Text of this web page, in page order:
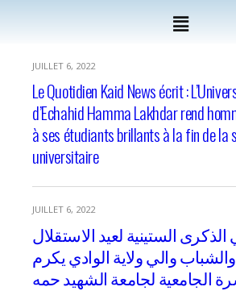
JUILLET 6, 2022
Le Quotidien Kaid News écrit :
d’Echahid Hamma Lakhdar rend
à ses étudiants brillants à la fin de la
universitaire
JUILLET 6, 2022
الستينية لعيد الاستقلال
والشباب والي ولاية الوادي يكرم
الجامعية لجامعة الشهيد حمه